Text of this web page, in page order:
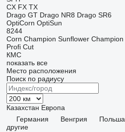
CX FX TX
Drago GT Drago NR8 Drago SR6
OptiCorn OptiSun
8244
Corn Champion Sunflower Champion
Profi Cut
КМС
показать все
Место расположения
Поиск по радиусу
Казахстан Европа
Германия
Венгрия Польша
другие